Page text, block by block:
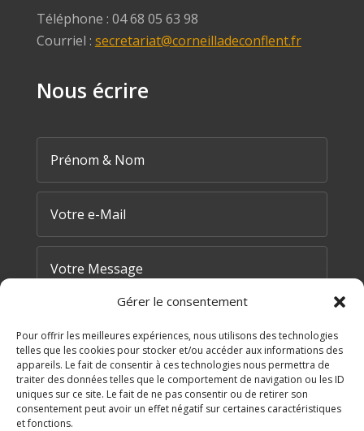
Gérer le consentement
Pour offrir les meilleures expériences, nous utilisons des technologies
telles que les cookies pour stocker et/ou accéder aux informations des
appareils. Le fait de consentir à ces technologies nous permettra de
traiter des données telles que le comportement de navigation ou les ID
uniques sur ce site. Le fait de ne pas consentir ou de retirer son
consentement peut avoir un effet négatif sur certaines caractéristiques
et fonctions.
Téléphone : 04 68 05 63 98
Courriel : secretariat@corneilladeconflent.fr
Nous écrire
8 + 14= ENVOYER MA DEMANDE